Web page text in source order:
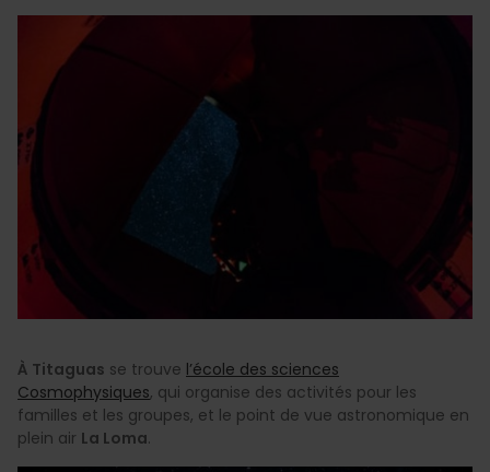
À Titaguas se trouve l’école des sciences
Cosmophysiques, qui organise des activités pour les
familles et les groupes, et le point de vue astronomique en
plein air La Loma.